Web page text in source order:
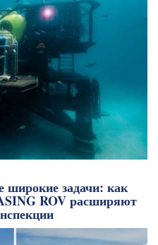
задачи: как
ROV расширяют